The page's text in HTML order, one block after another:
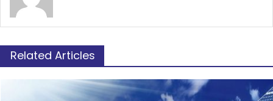
Related Articles